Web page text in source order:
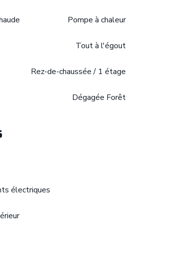
Pompe à chaleur
Tout à l'égout
Rez-de-chaussée / 1 étage
Dégagée Forêt
électriques